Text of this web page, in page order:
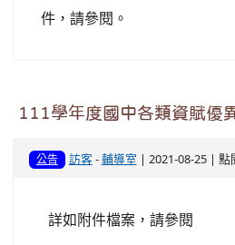
件，請參閱。
111學年度國中各類資賦優
公告 訪客-輔導室 | 2021-08-25 | 點
詳如附件檔案，請參閱